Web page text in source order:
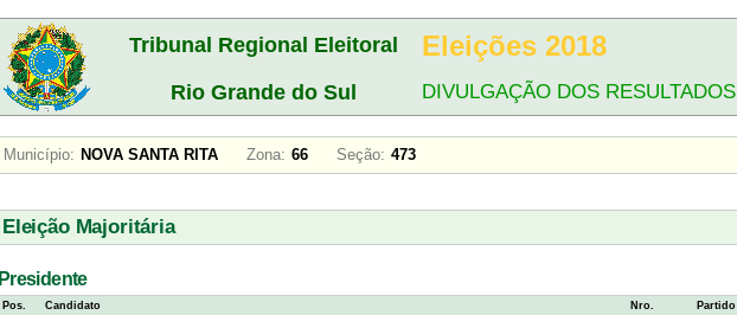
Tribunal Regional Eleitoral Eleições 2018
Rio Grande do Sul DIVULGAÇÃO DOS RESULTADOS
Município: NOVA SANTA RITA Zona: 66 Seção: 473
Eleição Majoritária
Presidente
Pos. Candidato Nro. Partido